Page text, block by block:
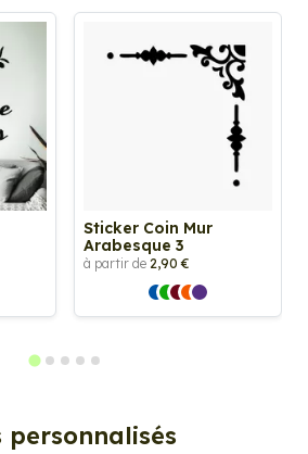
Sticker Coin Mur
Arabesque 3
à partir de 2,90 €
personnalisés